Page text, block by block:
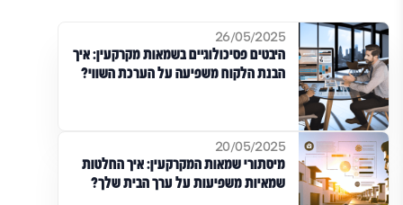
26/05/2025
היבטים פסיכולוגיים בשמאות מקרקעין: איך
הבנת הלקוח משפיעה על הערכת השווי?
20/05/2025
מיסתורי שמאות המקרקעין: איך החלטות
שמאיות משפיעות על ערך הבית שלך?